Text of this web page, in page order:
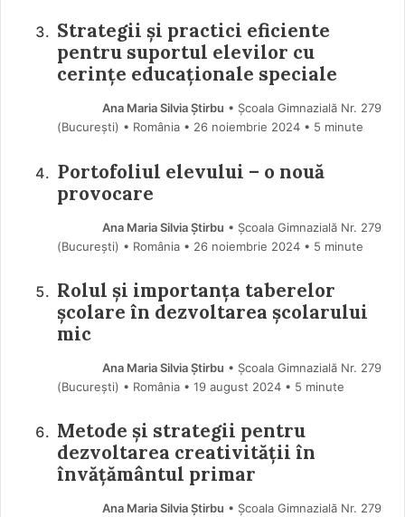
Strategii și practici eficiente
pentru suportul elevilor cu
cerințe educaționale speciale
Ana Maria Silvia Știrbu • Școala Gimnazială Nr. 279
(Bucureşti) • România
26 noiembrie 2024 • 5 minute
Portofoliul elevului – o nouă
provocare
Ana Maria Silvia Știrbu • Școala Gimnazială Nr. 279
(Bucureşti) • România
26 noiembrie 2024 • 5 minute
Rolul și importanța taberelor
școlare în dezvoltarea școlarului
mic
Ana Maria Silvia Știrbu • Școala Gimnazială Nr. 279
(Bucureşti) • România
19 august 2024 • 5 minute
Metode și strategii pentru
dezvoltarea creativității în
învățământul primar
Ana Maria Silvia Știrbu • Școala Gimnazială Nr. 279